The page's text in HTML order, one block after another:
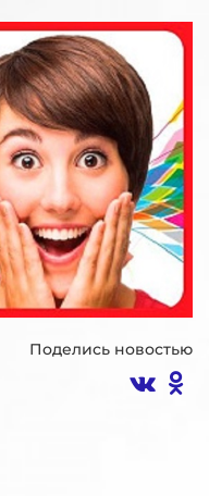
Поделись новостью